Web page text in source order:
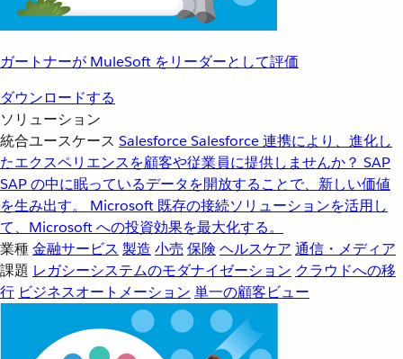
ガートナーが MuleSoft をリーダーとして評価
ダウンロードする
ソリューション
統合ユースケース SalesforceSalesforce 連携により、進化し
たエクスペリエンスを顧客や従業員に提供しませんか？ SAP
SAP の中に眠っているデータを開放することで、新しい価値
を生み出す。
Microsoft 既存の接続ソリューションを活用し
て、Microsoft への投資効果を最大化する。
業種金融サービス 製造 小売 保険 ヘルスケア 通信・メディア
課題 レガシーシステムのモダナイゼーション クラウドへの移
行 ビジネスオートメーション 単一の顧客ビュー